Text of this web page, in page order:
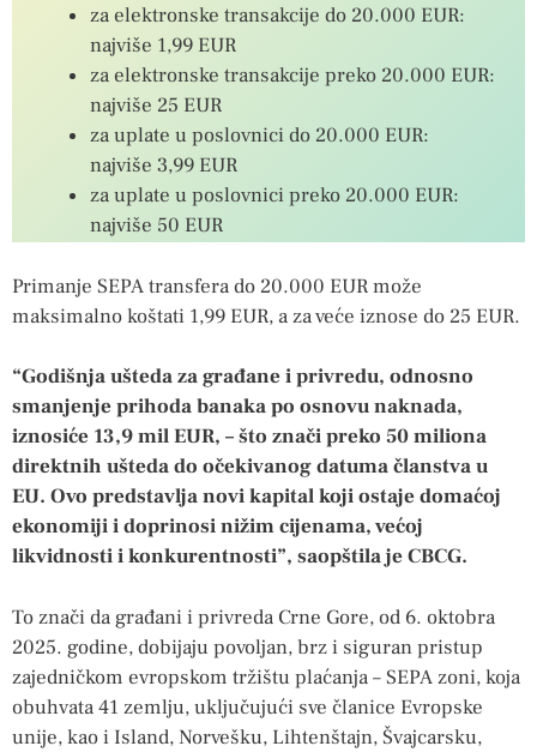
za elektronske transakcije do 20.000 EUR:
najviše 1,99 EUR
za elektronske transakcije preko 20.000 EUR:
najviše 25 EUR
za uplate u poslovnici do 20.000 EUR:
najviše 3,99 EUR
za uplate u poslovnici preko 20.000 EUR:
najviše 50 EUR
Primanje SEPA transfera do 20.000 EUR može
maksimalno koštati 1,99 EUR, a za veće iznose do 25 EUR.
“Godišnja ušteda za građane i privredu, odnosno
smanjenje prihoda banaka po osnovu naknada,
iznosiće 13,9 mil EUR, – što znači preko 50 miliona
direktnih ušteda do očekivanog datuma članstva u
EU. Ovo predstavlja novi kapital koji ostaje domaćoj
ekonomiji i doprinosi nižim cijenama, većoj
likvidnosti i konkurentnosti”, saopštila je CBCG.
To znači da građani i privreda Crne Gore, od 6. oktobra
2025. godine, dobijaju povoljan, brz i siguran pristup
zajedničkom evropskom tržištu plaćanja – SEPA zoni, koja
obuhvata 41 zemlju, uključujući sve članice Evropske
unije, kao i Island, Norvešku, Lihtenštajn, Švajcarsku,